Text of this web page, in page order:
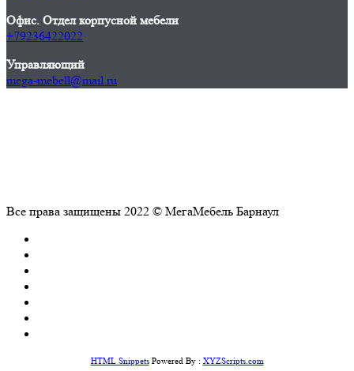
Офис. Отдел корпусной мебели
+79236422022
Управляющий
mega-mebell@mail.ru
Все права защищены 2022 © МегаМебель Барнаул
HTML SnippetsPowered By : XYZScripts.com